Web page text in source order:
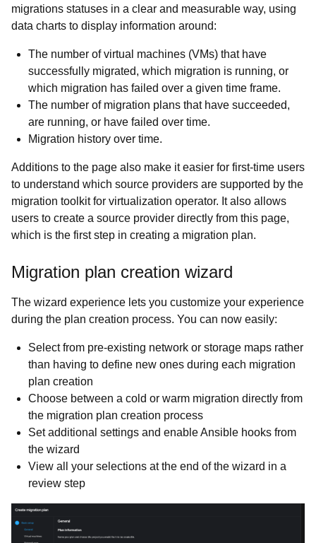
migrations statuses in a clear and measurable way, using
data charts to display information around:
The number of virtual machines (VMs) that have
successfully migrated, which migration is running, or
which migration has failed over a given time frame.
The number of migration plans that have succeeded,
are running, or have failed over time.
Migration history over time.
Additions to the page also make it easier for first-time users
to understand which source providers are supported by the
migration toolkit for virtualization operator. It also allows
users to create a source provider directly from this page,
which is the first step in creating a migration plan.
Migration plan creation wizard
The wizard experience lets you customize your experience
during the plan creation process. You can now easily:
Select from pre-existing network or storage maps rather
than having to define new ones during each migration
plan creation
Choose between a cold or warm migration directly from
the migration plan creation process
Set additional settings and enable Ansible hooks from
the wizard
View all your selections at the end of the wizard in a
review step